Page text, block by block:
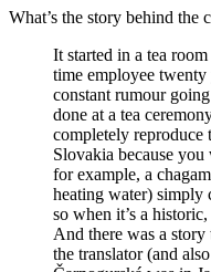
What’s the story behind the
It started in a tea
time employee twenty
constant rumour
done at a tea
completely reproduce
Slovakia because you
for example, a
heating water) simply
so when it’s a
And there was a
the translator (and